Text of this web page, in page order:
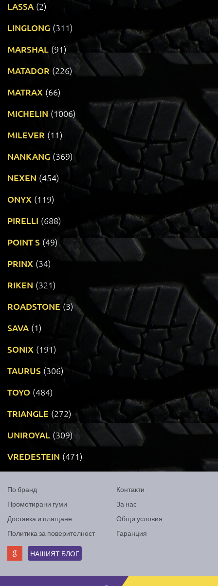
LASSA (2)
LINGLONG (311)
MARSHAL (91)
MATADOR (226)
MATRAX (66)
MICHELIN (1006)
MILEVER (11)
NANKANG (369)
NEXEN (454)
ONYX (119)
PIRELLI (688)
POINT S (49)
PRINX (34)
RIKEN (321)
ROADSTONE (3)
SAVA (1)
SONIX (191)
TAURUS (306)
TOYO (484)
TRIANGLE (272)
UNIROYAL (309)
VREDESTEIN (471)
По бранд
Промотирани гуми
Доставка и плащане
Политика за поверителност
Контакти
За нас
Общи условия
Гаранция
НАШИЯТ БЛОГ